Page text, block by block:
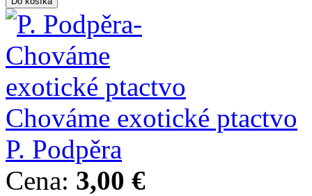
Chováme exotické ptactvo
P. Podpěra
Cena: 3,00 €